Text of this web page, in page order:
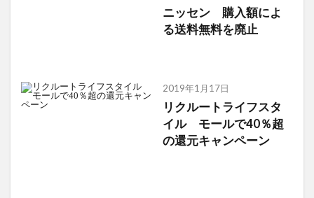
ニッセン 購入額によ
る送料無料を廃止
2019年1月17日
リクルートライフスタ
イル モールで40％超
の還元キャンペーン